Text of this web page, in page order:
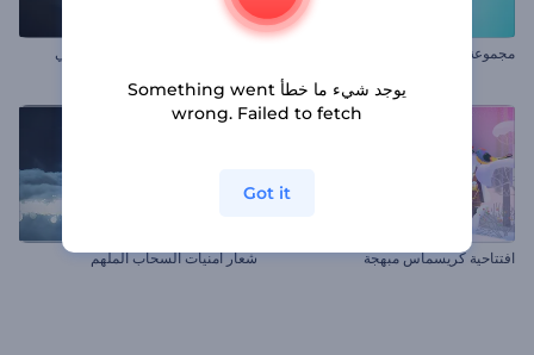
مجموعة شعارات الأنيميشن البسيطة الكشف عن شعار الضوء السينمائي
افتتاحية كريسماس مبهجة شعار أمنيات السحاب الملهم
يوجد شيء ما خطأ Something went
wrong. Failed to fetch
Got it